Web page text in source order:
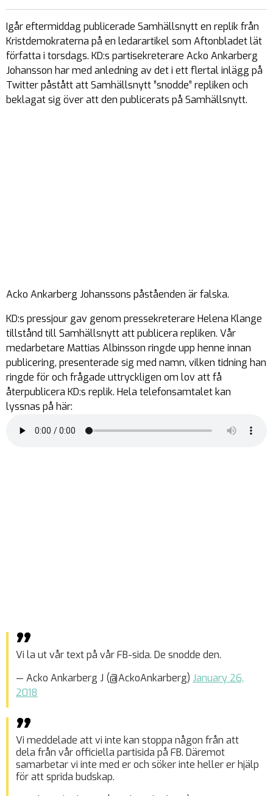
Igår eftermiddag publicerade Samhällsnytt en replik från
Kristdemokraterna på en ledarartikel som Aftonbladet lät
författa i torsdags. KD:s partisekreterare Acko Ankarberg
Johansson har med anledning av det i ett flertal inlägg på
Twitter påstått att Samhällsnytt ”snodde” repliken och
beklagat sig över att den publicerats på Samhällsnytt.
Acko Ankarberg Johanssons påståenden är falska.
KD:s pressjour gav genom pressekreterare Helena Klange
tillstånd till Samhällsnytt att publicera repliken. Vår
medarbetare Mattias Albinsson ringde upp henne innan
publicering, presenterade sig med namn, vilken tidning han
ringde för och frågade uttryckligen om lov att få
återpublicera KD:s replik. Hela telefonsamtalet kan
lyssnas på här:
Vi la ut vår text på vår FB-sida. De snodde den.
— Acko Ankarberg J (@AckoAnkarberg) January 26,
2018
Vi meddelade att vi inte kan stoppa någon från att
dela från vår officiella partisida på FB. Däremot
samarbetar vi inte med er och söker inte heller er hjälp
för att sprida budskap.